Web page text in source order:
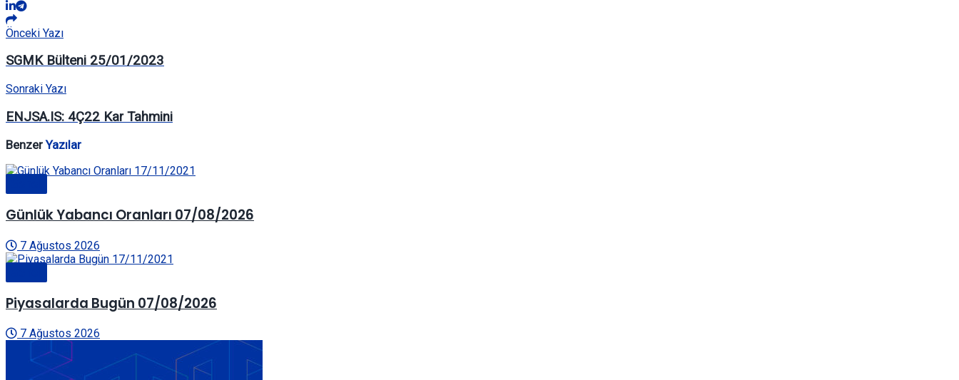
Önceki Yazı
SGMK Bülteni 25/01/2023
Sonraki Yazı
ENJSA.IS: 4Ç22 Kar Tahmini
BenzerYazılar
Günlük Yabancı Oranları 07/08/2026
7 Ağustos 2026
Piyasalarda Bugün 07/08/2026
7 Ağustos 2026